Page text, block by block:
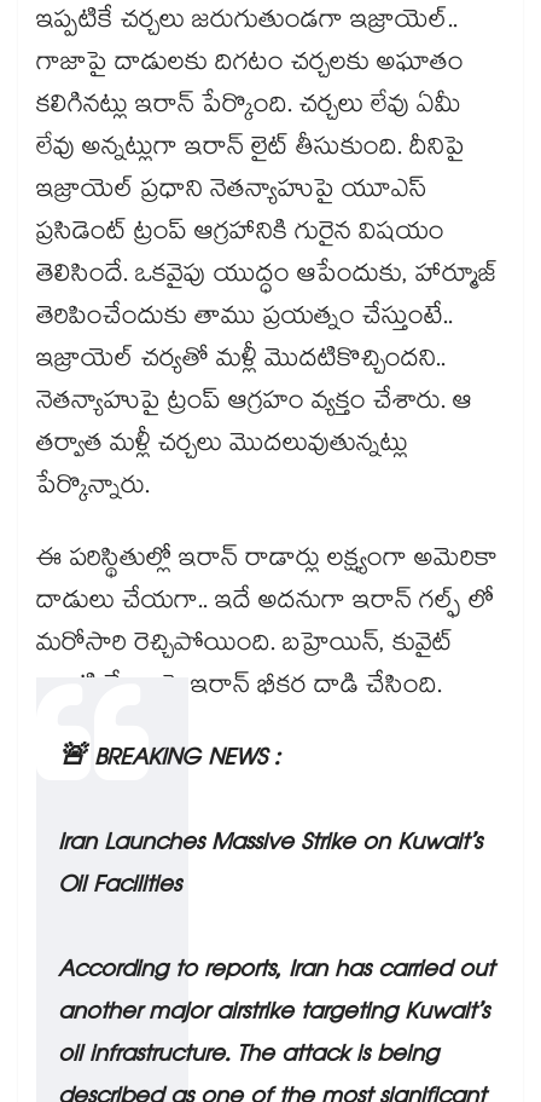
ఇప్పటికే చర్చలు జరుగుతుండగా ఇజ్రాయెల్..
గాజాపై దాడులకు దిగటం చర్చలకు అఘాతం
కలిగినట్లు ఇరాన్ పేర్కొంది. చర్చలు లేవు ఏమీ
లేవు అన్నట్లుగా ఇరాన్ లైట్ తీసుకుంది. దీనిపై
ఇజ్రాయెల్ ప్రధాని నెతన్యాహుపై యూఎస్
ప్రసిడెంట్ ట్రంప్ ఆగ్రహానికి గురైన విషయం
తెలిసిందే. ఒకవైపు యుద్ధం ఆపేందుకు, హార్మూజ్
తెరిపించేందుకు తాము ప్రయత్నం చేస్తుంటే..
ఇజ్రాయెల్ చర్యతో మళ్లీ మొదటికొచ్చిందని..
నెతన్యాహుపై ట్రంప్ ఆగ్రహం వ్యక్తం చేశారు. ఆ
తర్వాత మళ్లీ చర్చలు మొదలువుతున్నట్లు
పేర్కొన్నారు.
ఈ పరిస్థితుల్లో ఇరాన్ రాడార్లు లక్ష్యంగా అమెరికా
దాడులు చేయగా.. ఇదే అదనుగా ఇరాన్‌ గల్ఫ్ లో
మరోసారి రెచ్చిపోయింది. బహ్రెయిన్, కువైట్
లాంటి దేశాలపై ఇరాన్ భీకర దాడి చేసింది.
🚨 BREAKING NEWS :
Iran Launches Massive Strike on Kuwait’s
Oil Facilities
According to reports, Iran has carried out
another major airstrike targeting Kuwait’s
oil infrastructure. The attack is being